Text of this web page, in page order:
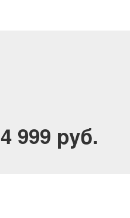
4 999 руб.